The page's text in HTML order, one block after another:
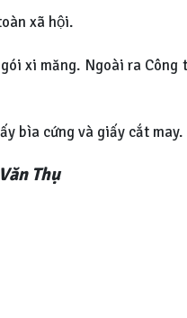
xã hội.
xi măng. Ngoài ra Công
bìa cứng và giấy cắt may.
Thụ